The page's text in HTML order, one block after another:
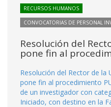
RECURSOS HUMANOS
CONVOCATORIAS DE PERSONAL
Resolución del
pone fin al
Resolución del Rector de la
pone fin al procedimiento
de un investigador con
Iniciado, con destino en la